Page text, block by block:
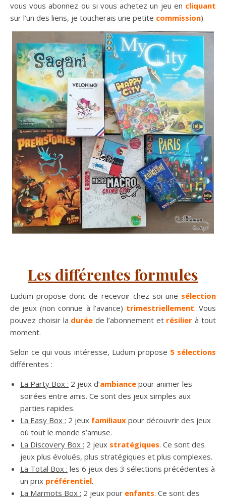
vous vous abonnez ou si vous achetez un jeu en cliquant
sur l’un des liens, je toucherais une petite commission).
Les différentes formules
Ludum propose donc de recevoir chez soi une sélection
de jeux (non connue à l’avance) trimestriellement. Vous
pouvez choisir la durée de l’abonnement et résilier à tout
moment.
Selon ce qui vous intéresse, Ludum propose 5 sélections
différentes :
La Party Box : 2 jeux d’ambiance pour animer les
soirées entre amis. Ce sont des jeux simples aux
parties rapides.
La Easy Box : 2 jeux familiaux pour découvrir des jeux
où tout le monde s’amuse.
La Discovery Box : 2 jeux stratégiques. Ce sont des
jeux plus évolués, plus stratégiques et plus complexes.
La Total Box : les 6 jeux des 3 sélections précédentes à
un prix préférentiel.
La Marmots Box : 2 jeux pour enfants. Ce sont des